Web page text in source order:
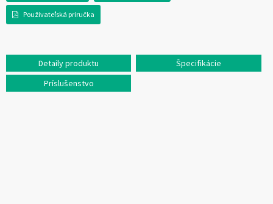
Používateľská príručka
Detaily produktu
Špecifikácie
Príslušenstvo